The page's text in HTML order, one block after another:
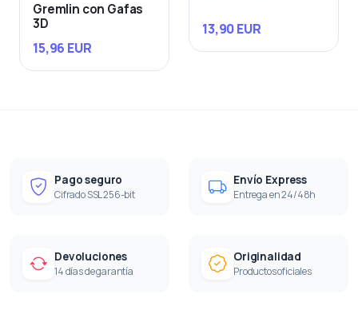
Gremlin con Gafas
3D
15,96 EUR
13,90 EUR
Pago seguro
Cifrado SSL 256-bit
Envío Express
Entrega en 24/48h
Devoluciones
14 días de garantía
Originalidad
Productos oficiales